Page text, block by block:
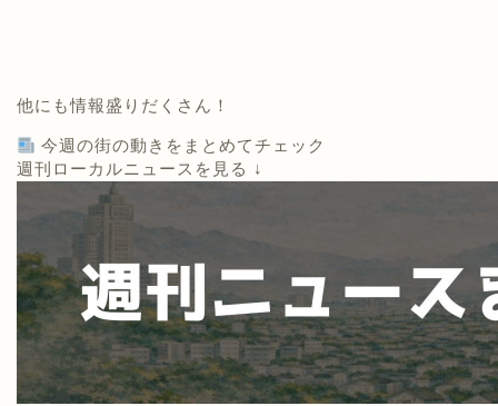
他にも情報盛りだくさん！
今週の街の動きをまとめてチェック
週刊ローカルニュースを見る ↓